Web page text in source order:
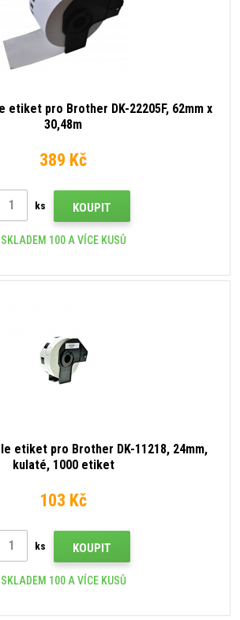
etiket pro Brother DK-22205F, 62mm x
30,48m
389 Kč
ks KOUPIT
SKLADEM 100 A VÍCE KUSŮ
etiket pro Brother DK-11218, 24mm,
kulaté, 1000 etiket
103 Kč
ks KOUPIT
SKLADEM 100 A VÍCE KUSŮ